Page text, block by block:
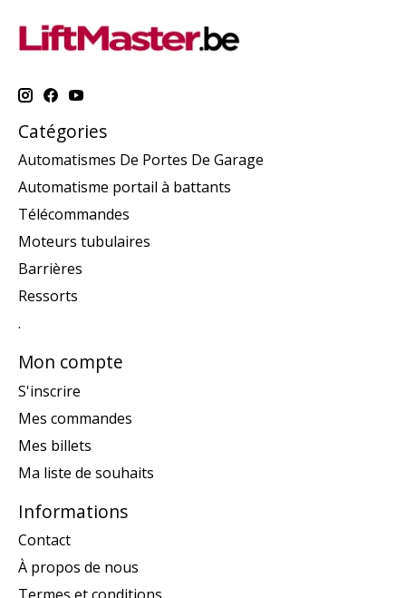
Catégories
Automatismes De Portes De Garage
Automatisme portail à battants
Télécommandes
Moteurs tubulaires
Barrières
Ressorts
.
Mon compte
S'inscrire
Mes commandes
Mes billets
Ma liste de souhaits
Informations
Contact
À propos de nous